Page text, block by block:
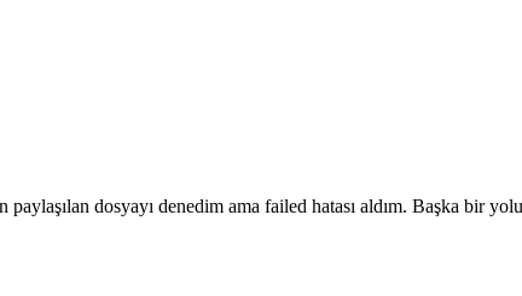
dosyayı denedim ama failed hatası aldım. Başka bir